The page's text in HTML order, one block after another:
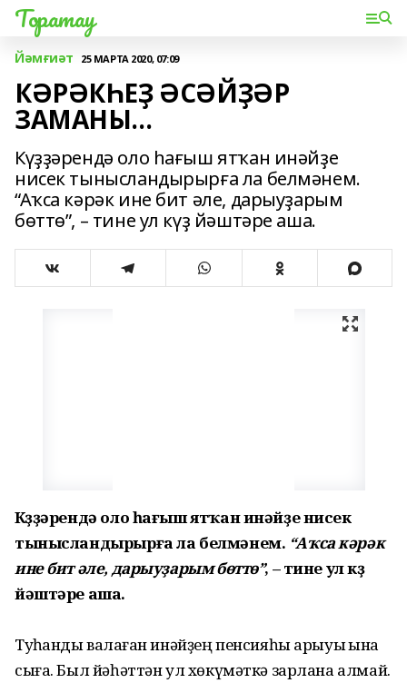
Торатау
Йәмғиәт 25 МАРТА 2020, 07:09
КӘРӘКҺЕҘ ӘСӘЙҘӘР
ЗАМАНЫ...
Күҙҙәрендә оло һағыш ятҡан инәйҙе
нисек тынысландырырға ла белмәнем.
“Аҡса кәрәк ине бит әле, дарыуҙарым
бөттө”, – тине ул күҙ йәштәре аша.
Күҙҙәрендә оло һағыш ятҡан инәйҙе нисек
тынысландырырға ла белмәнем. “Аҡса кәрәк
ине бит әле, дарыуҙарым бөттө”, – тине ул күҙ
йәштәре аша.
Туҡһанды ваҡлаған инәйҙең пенсияһы арыуыҡ ҡына
сыға. Был йәһәттән ул хөкүмәткә зарлана алмай.